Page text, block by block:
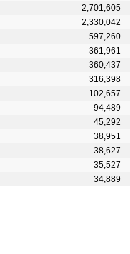
2,701,605
2,330,042
597,260
361,961
360,437
316,398
102,657
94,489
45,292
38,951
38,627
35,527
34,889